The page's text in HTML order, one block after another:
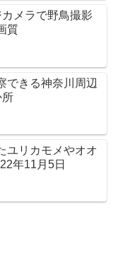
メラで野鳥撮影
質
できる神奈川周辺
所
ユリカモメやオオ
年11月5日